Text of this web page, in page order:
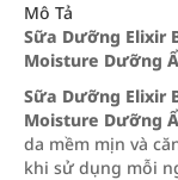
Mô Tả
Sữa Dưỡng Elixir
Moisture Dưỡng
Sữa Dưỡng Elixir
Moisture Dưỡng
da mềm mịn và
khi sử dụng mỗi